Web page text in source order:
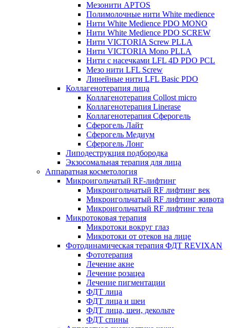
Мезонити APTOS
Полимолочные нити White medience
Нити White Medience PDO MONO
Нити White Medience PDO SCREW
Нити VICTORIA Screw PLLA
Нити VICTORIA Mono PLLA
Нити с насечками LFL 4D PDO PCL
Мезо нити LFL Screw
Линейные нити LFL Basic PDO
Коллагенотерапия лица
Коллагенотерапия Collost micro
Коллагенотерапия Linerase
Коллагенотерапия Сферогель
Сферогель Лайт
Сферогель Медиум
Сферогель Лонг
Липодеструкция подбородка
Экзосомальная терапия для лица
Аппаратная косметология
Микроигольчатый RF-лифтинг
Микроигольчатый RF лифтинг век
Микроигольчатый RF лифтинг живота
Микроигольчатый RF лифтинг тела
Микротоковая терапия
Микротоки вокруг глаз
Микротоки от отеков на лице
Фотодинамическая терапия ФДТ REVIXAN
Фототерапия
Лечение акне
Лечение розацеа
Лечение пигментации
ФДТ лица
ФДТ лица и шеи
ФДТ лица, шеи, декольте
ФДТ спины